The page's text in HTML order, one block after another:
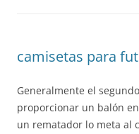
camisetas para
Generalmente el
proporcionar un balón
un rematador lo meta al